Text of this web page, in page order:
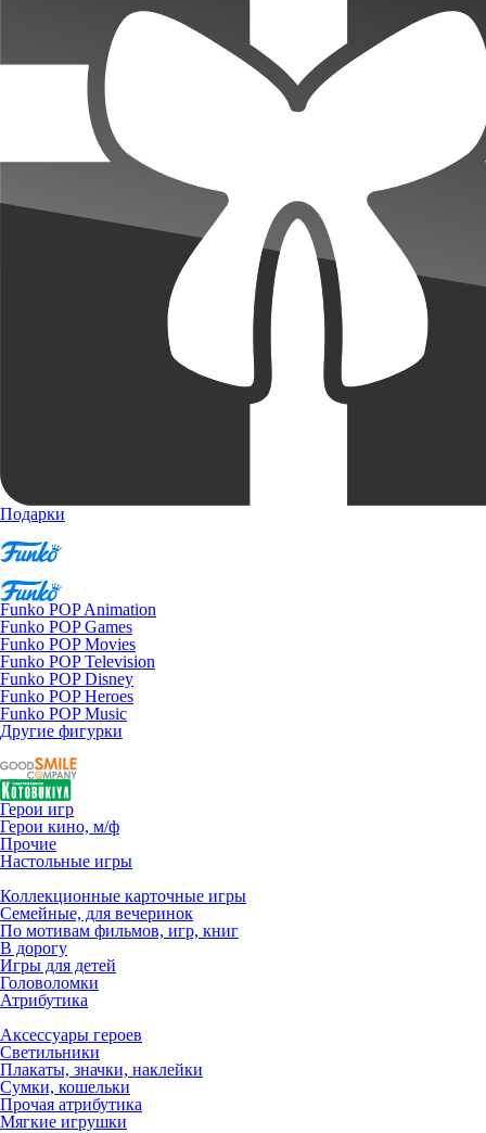
Подарки
Funko POP Animation
Funko POP Games
Funko POP Movies
Funko POP Television
Funko POP Disney
Funko POP Heroes
Funko POP Music
Другие фигурки
Герои игр
Герои кино, м/ф
Прочие
Настольные игры
Коллекционные карточные игры
Семейные, для вечеринок
По мотивам фильмов, игр, книг
В дорогу
Игры для детей
Головоломки
Атрибутика
Аксессуары героев
Светильники
Плакаты, значки, наклейки
Сумки, кошельки
Прочая атрибутика
Мягкие игрушки